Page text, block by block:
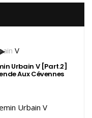
Urbain V [Part.2]
Aux Cévennes